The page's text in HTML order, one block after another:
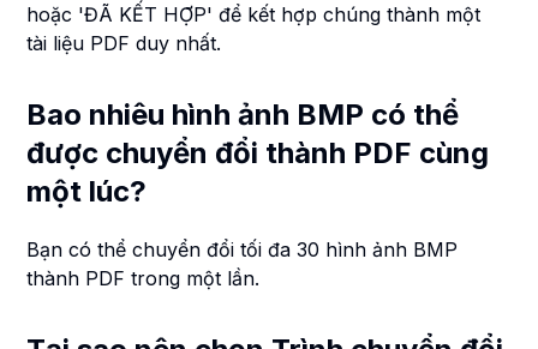
hoặc 'ĐÃ KẾT HỢP' để kết hợp chúng thành một
tài liệu PDF duy nhất.
Bao nhiêu hình ảnh BMP có thể
được chuyển đổi thành PDF cùng
một lúc?
Bạn có thể chuyển đổi tối đa 30 hình ảnh BMP
thành PDF trong một lần.